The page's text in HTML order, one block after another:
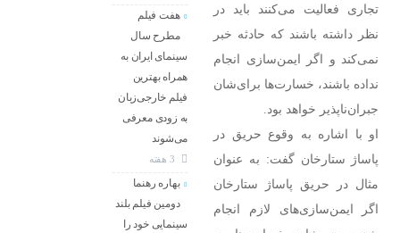
تجاری فعالیت می‌کنند باید در
نظر داشته باشند که حادثه خبر
نمی‌کند و اگر ایمن‌سازی انجام
نداده باشند، خسارت‌ها برای‌شان
جبران‌ناپذیر خواهد بود.
او با اشاره به وقوع حریق در
پاساژ ستارخان گفت: به عنوان
مثال در حریق پاساژ ستارخان
اگر ایمن‌سازی‌های لازم انجام
هفت فیلم
مطرح سال
سینمای ایران به
همراه بهترین
فیلم خارجی‌زبان
به زودی معرفی
می‌شوند
بهاره رهنما
دومین فیلم بلند
سینمایی خود را